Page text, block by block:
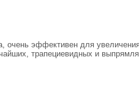
очень эффективен для
трапециевидных и